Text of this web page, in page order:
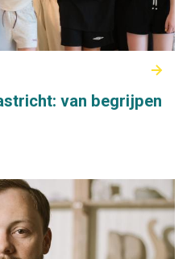
van begrijpen